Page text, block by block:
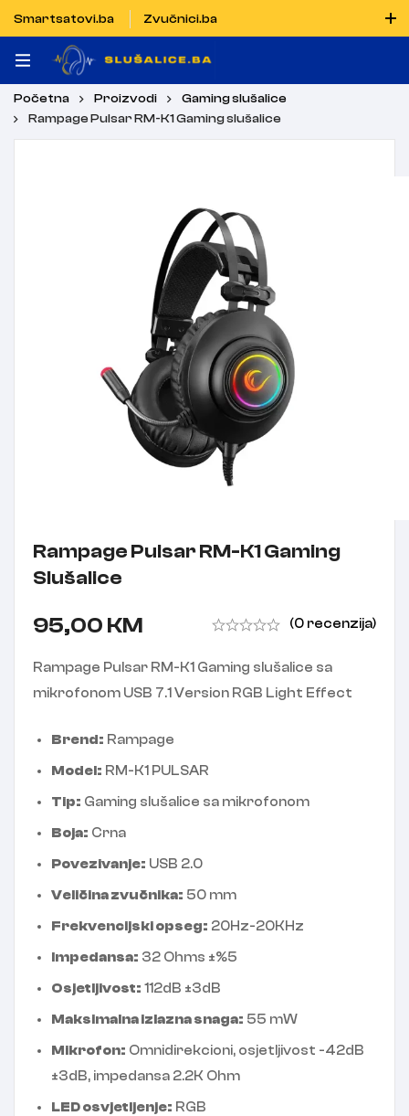
Smartsatovi.ba
Zvučnici.ba
Naručiti možete i porukom putem Vibera i WhatsAppa
Početna Proizvodi
Gaming slušalice
Rampage Pulsar RM-K1 Gaming slušalice
Rampage Pulsar RM-K1 Gaming
Slušalice
95,00 KM (0 recenzija)
Rampage Pulsar RM-K1 Gaming slušalice sa
mikrofonom USB 7.1 Version RGB Light Effect
Brend: Rampage
Model: RM-K1 PULSAR
Tip: Gaming slušalice sa mikrofonom
Boja: Crna
Povezivanje: USB 2.0
Veličina zvučnika: 50 mm
Frekvencijski opseg: 20Hz-20KHz
Impedansa: 32 Ohms ±%5
Osjetljivost: 112dB ±3dB
Maksimalna izlazna snaga: 55 mW
Mikrofon: Omnidirekcioni, osjetljivost -42dB
±3dB, impedansa 2.2K Ohm
LED osvjetljenje: RGB